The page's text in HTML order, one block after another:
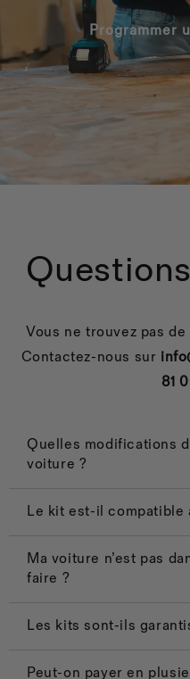
Programmer
Vous ne trouvez pas
Contactez-nous sur
81
Quelles modifications
voiture ?
Le kit est-il compatible
Ma voiture n’est pas
faire ?
Les kits sont-ils
Peut-on payer en